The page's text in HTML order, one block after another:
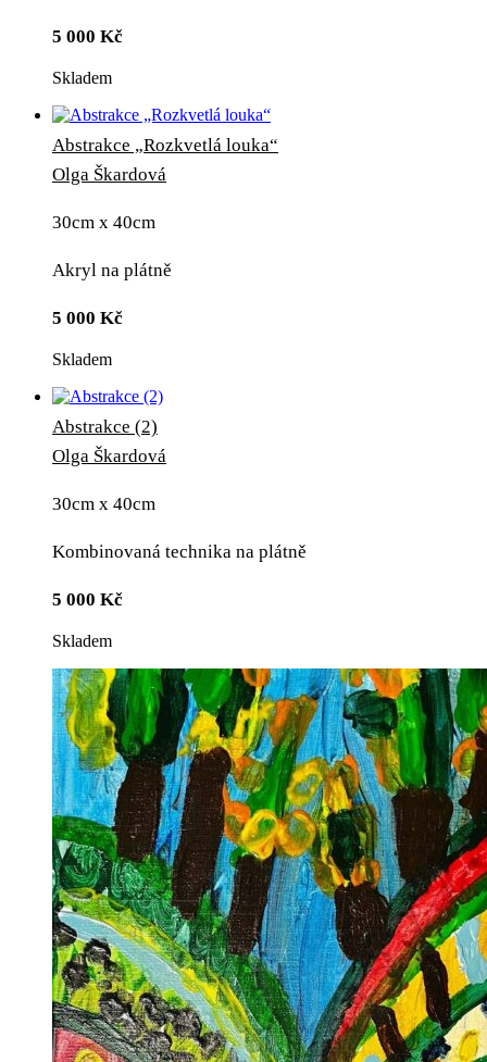
5 000 Kč
Skladem
Abstrakce „Rozkvetlá louka“
Olga Škardová
30cm x 40cm
Akryl na plátně
5 000 Kč
Skladem
Abstrakce (2)
Olga Škardová
30cm x 40cm
Kombinovaná technika na plátně
5 000 Kč
Skladem